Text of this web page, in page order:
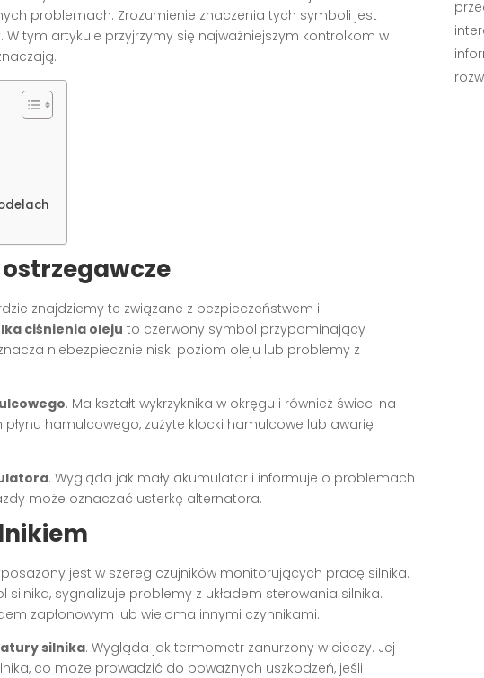
problemach. Zrozumienie znaczenia tych symboli jest
tym artykule przyjrzymy się najważniejszym kontrolkom w
znajdziemy te związane z bezpieczeństwem i
ciśnienia oleju to czerwony symbol przypominający
niebezpiecznie niski poziom oleju lub problemy z
. Ma kształt wykrzyknika w okręgu i również świeci na
hamulcowego, zużyte klocki hamulcowe lub awarię
. Wygląda jak mały akumulator i informuje o problemach
może oznaczać usterkę alternatora.
jest w szereg czujników monitorujących pracę silnika.
silnika, sygnalizuje problemy z układem sterowania silnika.
zapłonowym lub wieloma innymi czynnikami.
silnika. Wygląda jak termometr zanurzony w cieczy. Jej
co może prowadzić do poważnych uszkodzeń, jeśli